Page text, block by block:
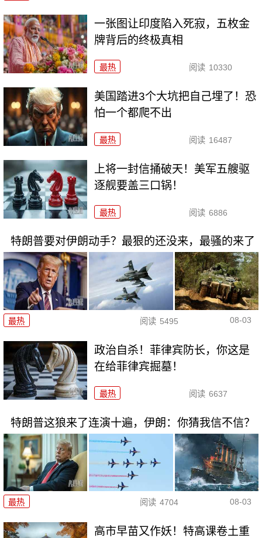
一张图让印度陷入死寂，五枚金
牌背后的终极真相
最热 阅读 10330
美国踏进3个大坑把自己埋了！恐
怕一个都爬不出
最热 阅读 16487
上将一封信捅破天！美军五艘驱
逐舰要盖三口锅！
最热 阅读 6886
特朗普要对伊朗动手？最狠的还没来，最骚的来了
最热 阅读 5495 08-03
政治自杀！菲律宾防长，你这是
在给菲律宾掘墓！
最热 阅读 6637
特朗普这狼来了连演十遍，伊朗：你猜我信不信？
最热 阅读 4704 08-03
高市早苗又作妖！特高课卷土重